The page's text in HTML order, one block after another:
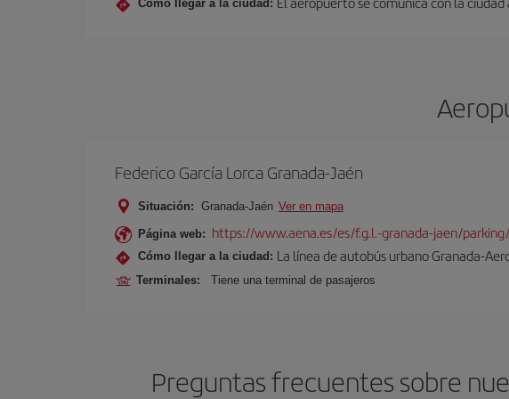
Cómo llegar a la ciudad:
Federico García Lorca Granada-Jaén
Situación: Granada-Jaén Ver en mapa
Página web: https://www.aena.es/es/f.g.l.-granada-jaen/
Cómo llegar a la ciudad: La línea de autobús urbano Granada-
Terminales: Tiene una terminal de pasajeros
Preguntas frecuentes sobre